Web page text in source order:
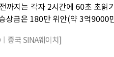
까지는 각자 2시간에 60초 초
상금은 180만 위안(약 3억9000
중국 SINA웨이치]